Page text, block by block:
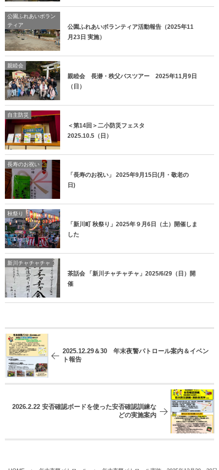
公園ふれあいボラン
ティア
公園ふれあいボランティア活動報告（2025年11
月23日 実施）
親睦会
親睦会 長瀞・秩父バスツアー 2025年11月9日
（日）
自主防災
＜第14回＞二小防災フェスタ
2025.10.5（日）
長寿のお祝い
「長寿のお祝い」 2025年9月15日(月・敬老の
日)
秋祭り
「新川町 秋祭り」2025年９月6日（土）開催しま
した
新川チャチャチャ
茶話会 「新川チャチャチャ」2025/6/29（日）開
催
2025.12.29＆30 年末夜警パトロール案内＆イベン
ト報告
2026.2.22 安否確認ボードを使った安否確認訓練な
どの実施案内